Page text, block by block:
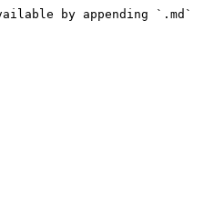
by appending `.md`